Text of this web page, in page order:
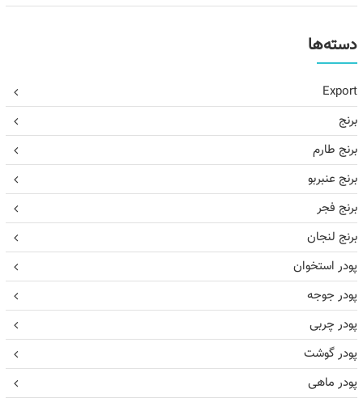
دسته‌ها
Export
برنج
برنج طارم
برنج عنبربو
برنج فجر
برنج لنجان
پودر استخوان
پودر جوجه
پودر چربی
پودر گوشت
پودر ماهی